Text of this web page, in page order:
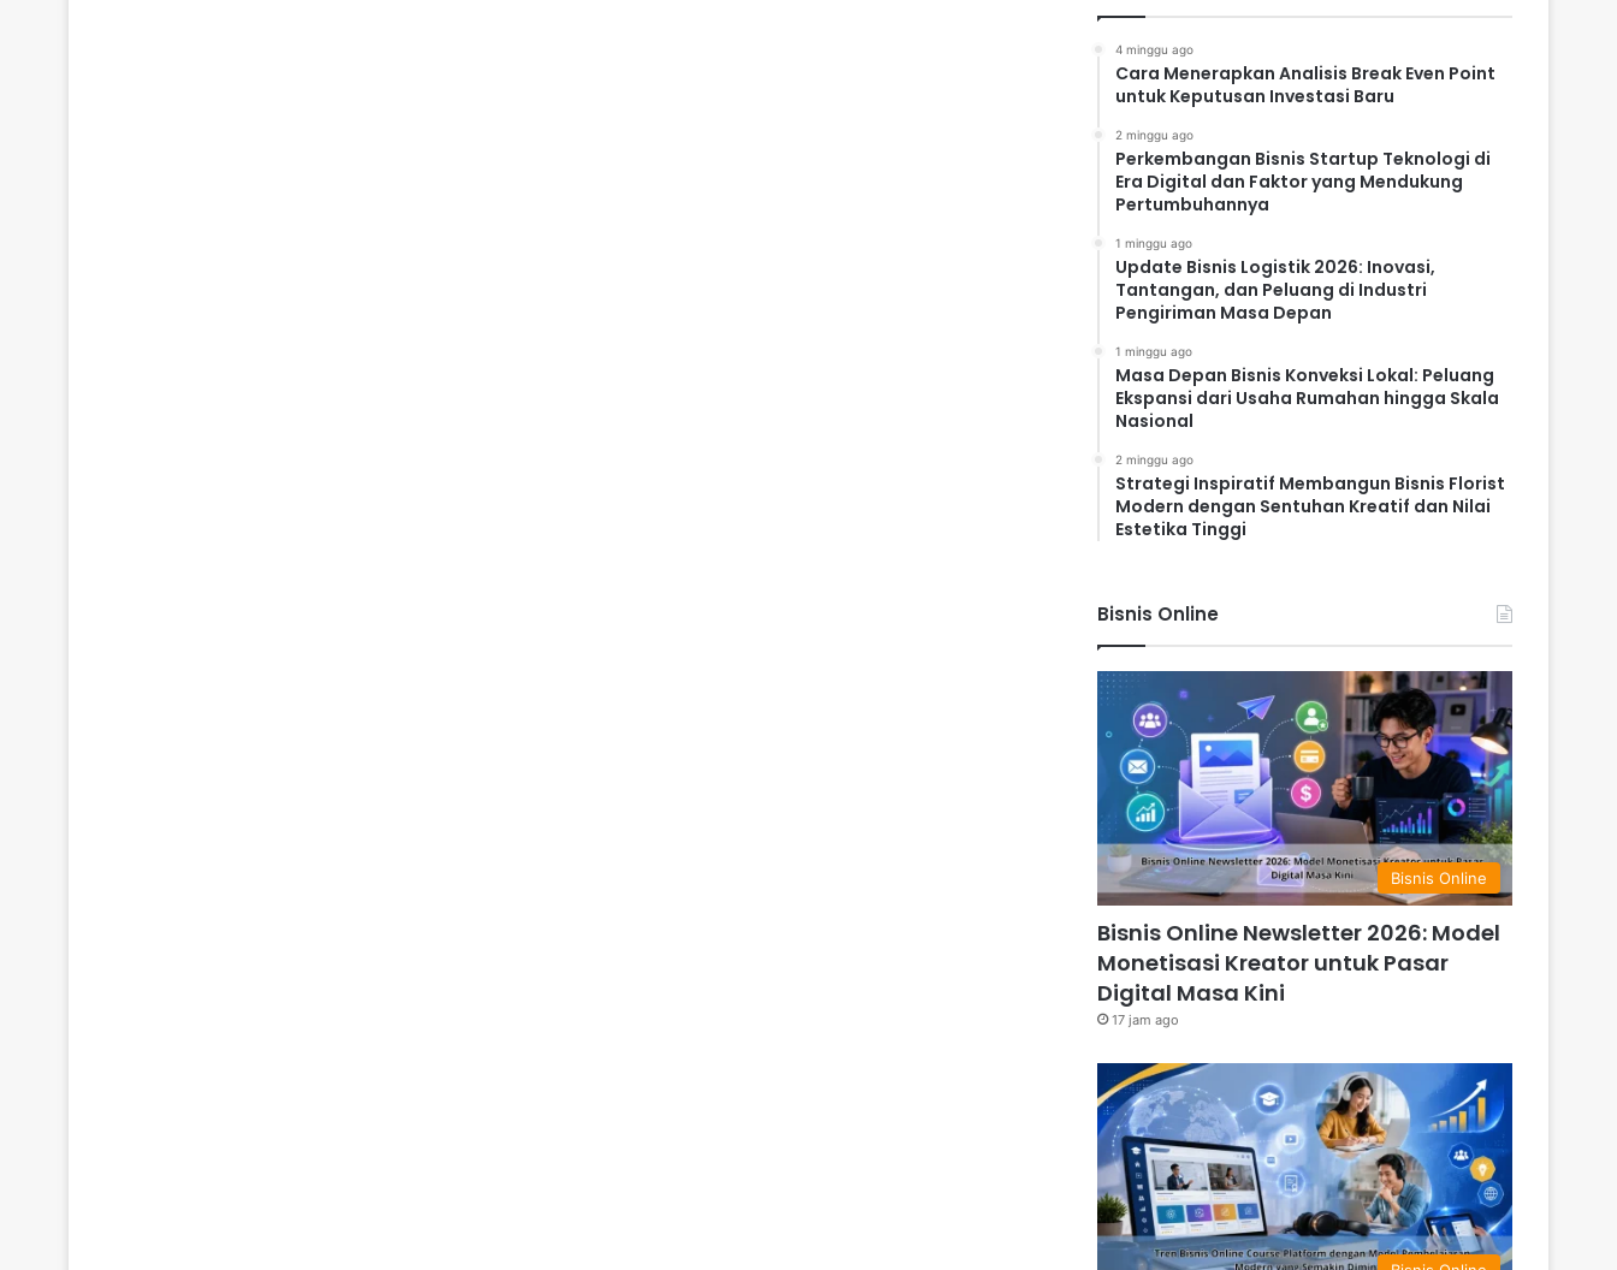
4 minggu ago
Cara Menerapkan Analisis Break Even Point
untuk Keputusan Investasi Baru
2 minggu ago
Perkembangan Bisnis Startup Teknologi di
Era Digital dan Faktor yang Mendukung
Pertumbuhannya
1 minggu ago
Update Bisnis Logistik 2026: Inovasi,
Tantangan, dan Peluang di Industri
Pengiriman Masa Depan
1 minggu ago
Masa Depan Bisnis Konveksi Lokal: Peluang
Ekspansi dari Usaha Rumahan hingga Skala
Nasional
2 minggu ago
Strategi Inspiratif Membangun Bisnis Florist
Modern dengan Sentuhan Kreatif dan Nilai
Estetika Tinggi
Bisnis Online
Bisnis Online
Bisnis Online Newsletter 2026: Model
Monetisasi Kreator untuk Pasar
Digital Masa Kini
17 jam ago